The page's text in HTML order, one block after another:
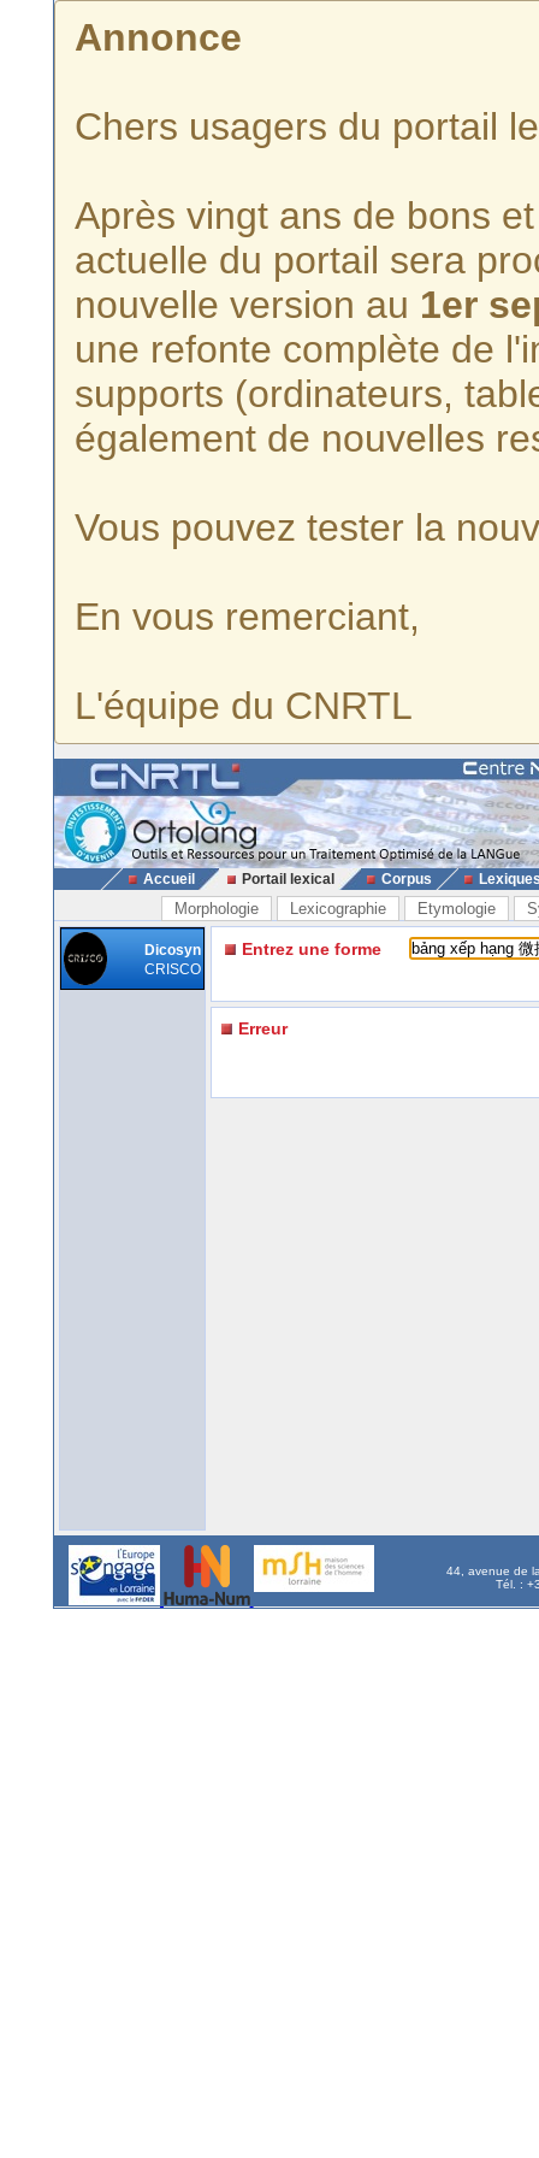
Annonce
Chers usagers du portail
Après vingt ans de bons
actuelle du portail sera
nouvelle version au 1er
une refonte complète de
supports (ordinateurs,
également de nouvelles
Vous pouvez tester la
En vous remerciant,
L'équipe du CNRTL
Accueil Portail lexical Corpus
Morphologie Lexicographie Etymologie
Dicosyn
CRISCO
Entrez une forme
Erreur
44, avenue de
Tél. :